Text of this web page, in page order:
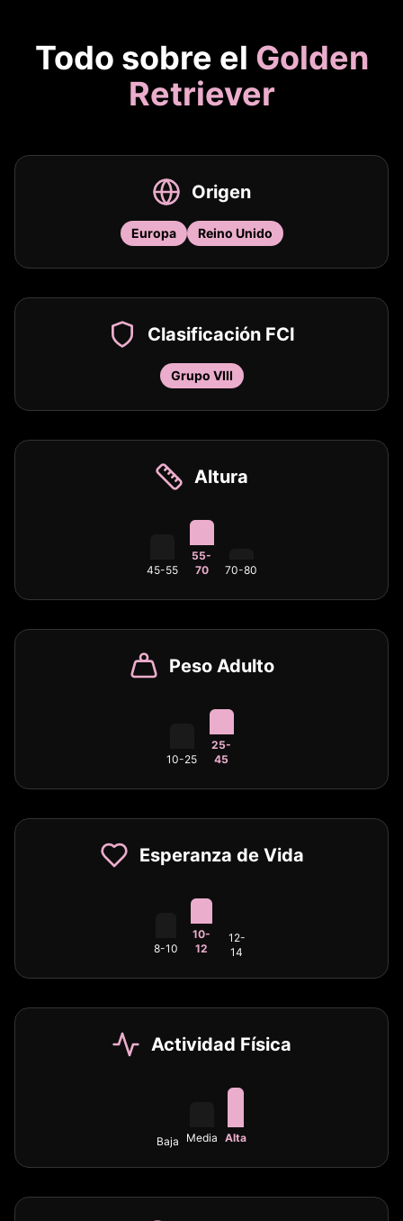
Todo sobre el Golden
Retriever
Origen
Europa Reino Unido
Clasificación FCI
Grupo VIII
Altura
45-55
55-
70
70-80
Peso Adulto
10-25
25-
45
Esperanza de Vida
8-10
10-
12
12-
14
Actividad Física
Baja Media Alta